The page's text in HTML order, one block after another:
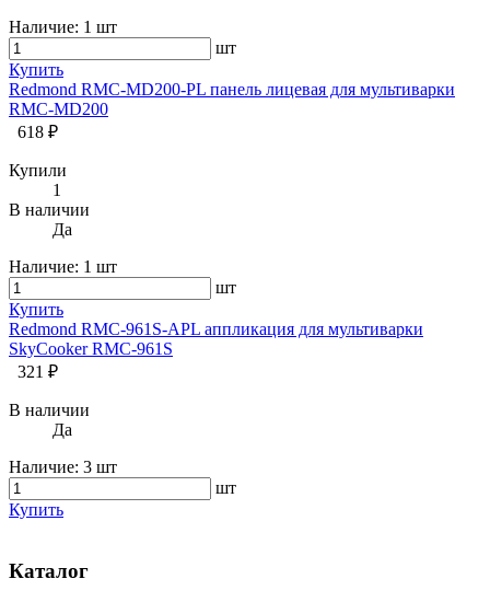
Наличие: 1 шт
шт
Купить
Redmond RMC-MD200-PL панель лицевая для мультиварки
RMC-MD200
618 ₽
Купили
1
В наличии
Да
Наличие: 1 шт
шт
Купить
Redmond RMC-961S-APL аппликация для мультиварки
SkyCooker RMC-961S
321 ₽
В наличии
Да
Наличие: 3 шт
шт
Купить
Каталог